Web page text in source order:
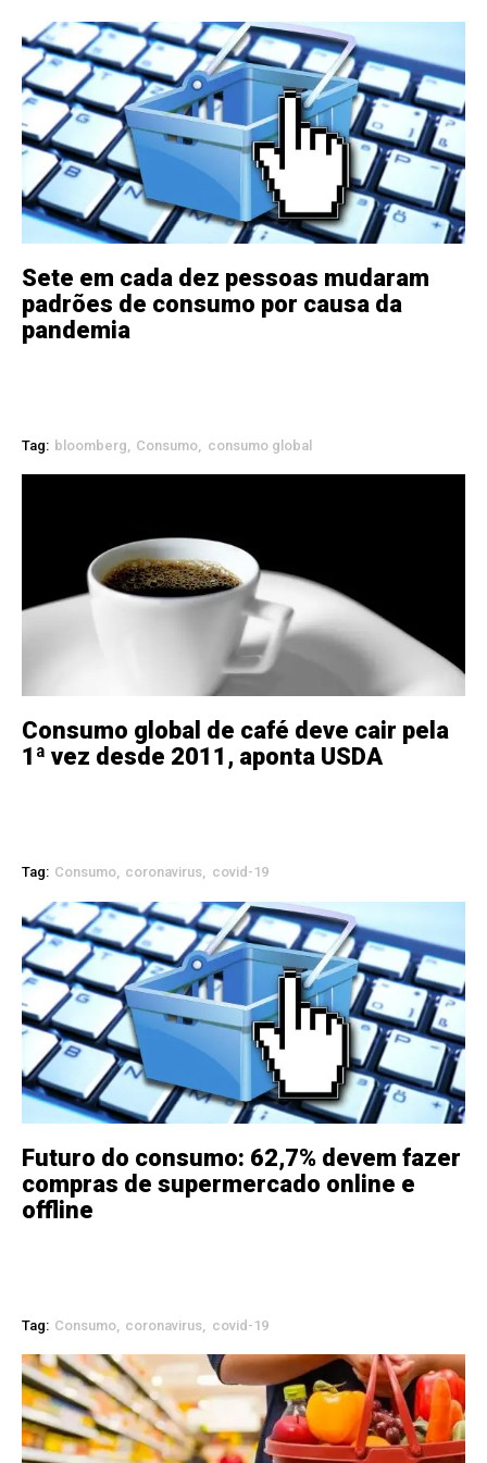
Sete em cada dez pessoas mudaram
padrões de consumo por causa da
pandemia
Tag: bloomberg Consumo consumo global
Consumo global de café deve cair pela
1ª vez desde 2011, aponta USDA
Tag: Consumo coronavirus covid-19
Futuro do consumo: 62,7% devem fazer
compras de supermercado online e
offline
Tag: Consumo coronavirus covid-19